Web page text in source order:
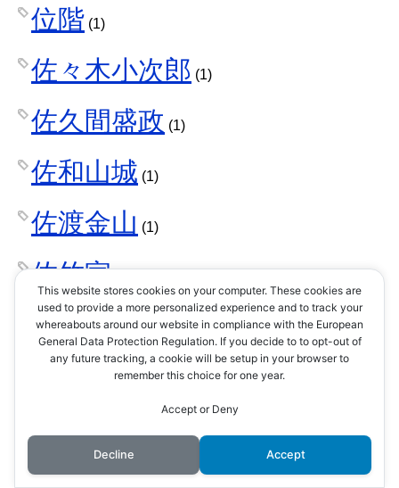
位階 (1)
佐々木小次郎 (1)
佐久間盛政 (1)
佐和山城 (1)
佐渡金山 (1)
佐竹家
佐竹義重(5)
供花
This website stores cookies on your computer. These cookies are
used to provide a more personalized experience and to track your
whereabouts around our website in compliance with the European
General Data Protection Regulation. If you decide to to opt-out of
any future tracking, a cookie will be setup in your browser to
remember this choice for one year.
Accept or Deny
Decline Accept